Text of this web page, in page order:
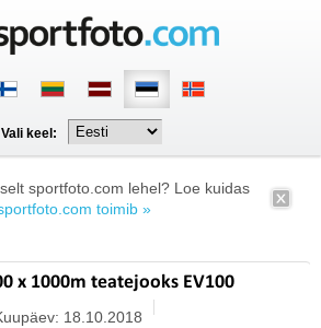
Vali keel:
sportfoto.com lehel? Loe kuidas
toimib »
x 1000m teatejooks EV100
18.10.2018